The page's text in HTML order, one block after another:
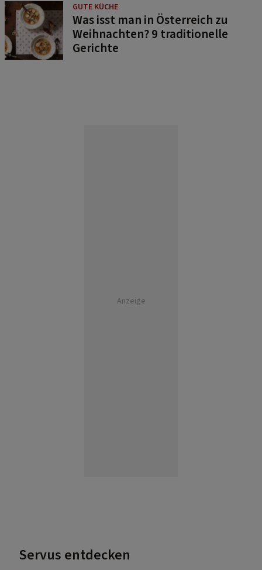
GUTE KÜCHE
Was isst man in Österreich zu
Weihnachten? 9 traditionelle
Gerichte
Anzeige
Servus entdecken